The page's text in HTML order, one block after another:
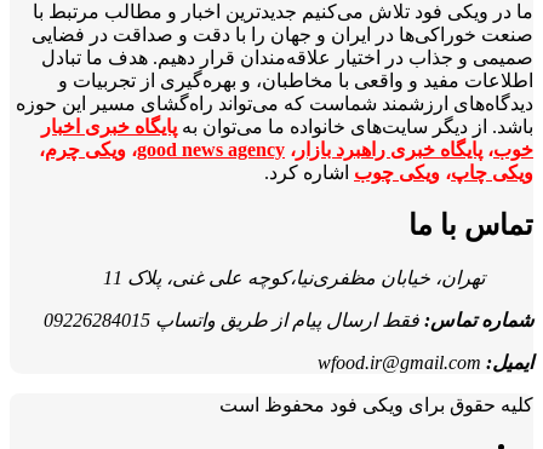
ما در ویکی‌ فود تلاش می‌کنیم جدیدترین اخبار و مطالب مرتبط با
صنعت خوراکی‌ها در ایران و جهان را با دقت و صداقت در فضایی
صمیمی و جذاب در اختیار علاقه‌مندان قرار دهیم. هدف ما تبادل
اطلاعات مفید و واقعی با مخاطبان، و بهره‌گیری از تجربیات و
دیدگاه‌های ارزشمند شماست که می‌تواند راه‌گشای مسیر این حوزه
باشد. از دیگر سایت‌های خانواده ما می‌توان به پایگاه خبری اخبار
خوب، پایگاه خبری راهبرد بازار ، good news agency، ویکی چرم،
ویکی چاپ، ویکی چوب اشاره کرد.
تماس با ما
تهران، خیابان مظفری‌نیا،کوچه علی غنی، پلاک 11
شماره تماس: فقط ارسال پیام از طریق واتساپ 09226284015
ایمیل: wfood.ir@gmail.com
کلیه حقوق برای ویکی فود محفوظ است